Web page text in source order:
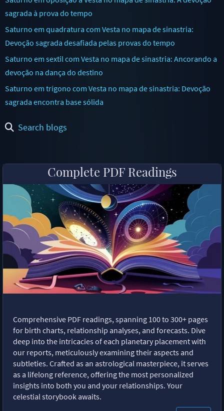
sagrada à prova do tempo
Saturno em quadratura com Vesta no mapa de sinastria:
Devoção sagrada desafiada pelas provas do tempo
Saturno em sextil com Vesta no mapa de sinastria: Ancorando a
devoção na dança do destino
Saturno em trígono com Vesta no mapa de sinastria: Devoção
sagrada encontra base sólida
Search blogs
Complete PDF Readings
Comprehensive PDF readings, spanning 100 to 300+ pages
for birth charts, relationship analyses, and forecasts. Dive
deep into the intricacies of each planetary placement with
our reports, meticulously examining their aspects and
subtleties. Crafted as an astrological masterpiece, it serves
as a lifelong reference, offering the most personalized
insights into both you and your relationships. Your
celestial storybook awaits.